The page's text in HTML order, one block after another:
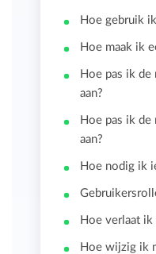
Hoe gebruik
Hoe maak ik
Hoe pas ik de
aan?
Hoe pas ik de
aan?
Hoe nodig ik
Hoe verlaat ik
Hoe wijzig ik